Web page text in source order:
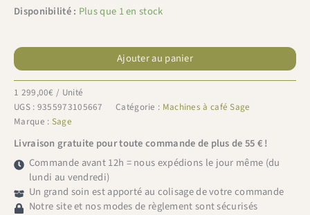
Disponibilité : Plus que 1 en stock
de
Sage
the
Barista
Touch™
Impress
Truffe
noire
Ajouter au panier
1 299,00€ / Unité
UGS : 9355973105667 Catégorie : Machines à café Sage
Marque : Sage
Livraison gratuite pour toute commande de plus de 55 € !
Commande avant 12h = nous expédions le jour même (du
lundi au vendredi)
Un grand soin est apporté au colisage de votre commande
Notre site et nos modes de règlement sont sécurisés